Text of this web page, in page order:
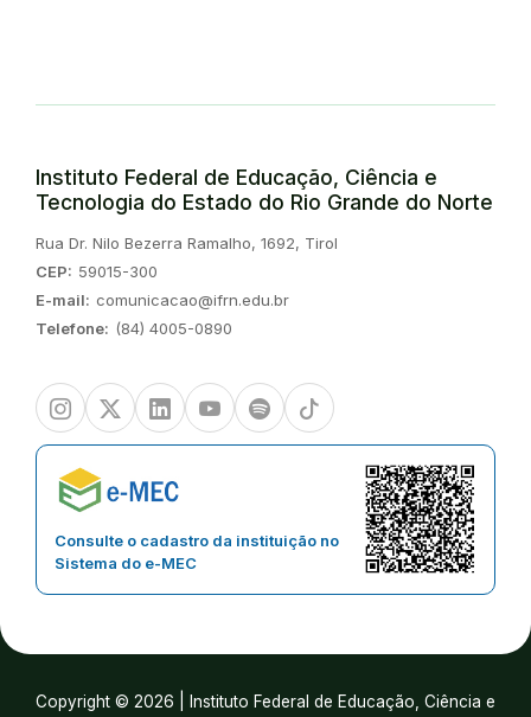
Instituto Federal de Educação, Ciência e
Tecnologia do Estado do Rio Grande do Norte
Endereço:
Rua Dr. Nilo Bezerra Ramalho, 1692, Tirol
CEP: 59015-300
E-mail: comunicacao@ifrn.edu.br
Telefone: (84) 4005-0890
InstagramTwitter/XLinkedinYoutubeSpotify TikTok
Consulte o cadastro da instituição no
Sistema do e-MEC
Copyright © 2026 | Instituto Federal de Educação, Ciência e